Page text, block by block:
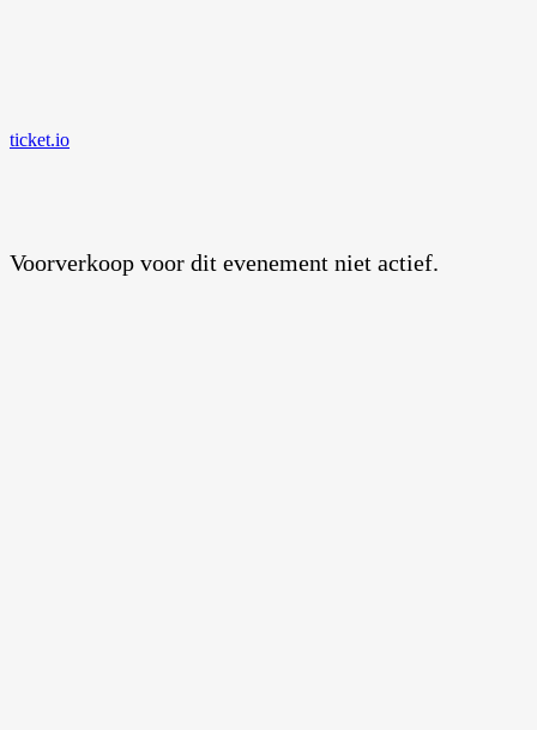
ticket.io
Voorverkoop voor dit evenement niet actief.